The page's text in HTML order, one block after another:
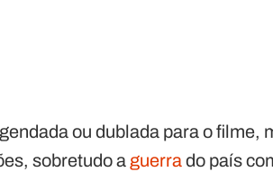
ou dublada para o filme,
sobretudo a guerrado país